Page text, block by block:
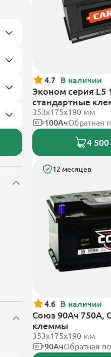
4.7 В наличии
Эконом серия L5
стандартные
353х175х190 мм
100АчОбратная
4 500
12 месяцев
4.6 В наличии
Союз 90Ач 750А,
клеммы
353x175x190 мм
90АчОбратная